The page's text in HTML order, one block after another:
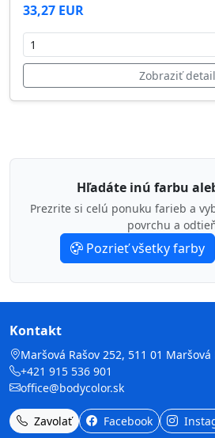
33,27 EUR
Zobraziť detail
Hľadáte inú farbu
Prezrite si celú ponuku farieb a
povrchu a
Pozrieť všetky farby
Kontakt
Maršová Rašov 252, 511 01 Maršová
+421 915 536 901
office@bodycolor.sk
Zavolať Facebook